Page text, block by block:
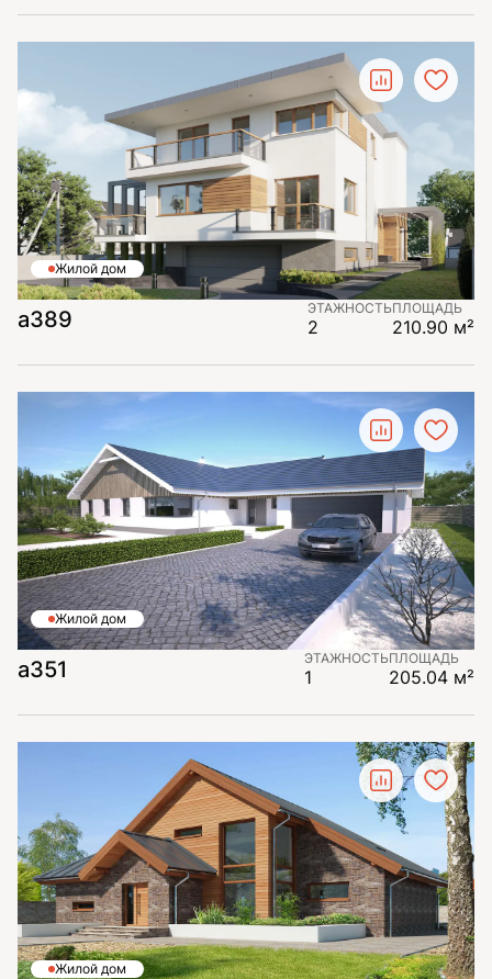
Жилой дом
а389 ЭТАЖНОСТЬ
2
ПЛОЩАДЬ
210.90 м²
Жилой дом
а351 ЭТАЖНОСТЬ
1
ПЛОЩАДЬ
205.04 м²
Жилой дом